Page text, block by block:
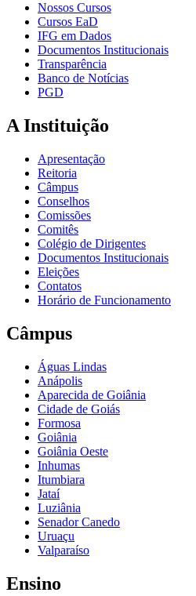
Nossos Cursos
Cursos EaD
IFG em Dados
Documentos Institucionais
Transparência
Banco de Notícias
PGD
A Instituição
Apresentação
Reitoria
Câmpus
Conselhos
Comissões
Comitês
Colégio de Dirigentes
Documentos Institucionais
Eleições
Contatos
Horário de Funcionamento
Câmpus
Águas Lindas
Anápolis
Aparecida de Goiânia
Cidade de Goiás
Formosa
Goiânia
Goiânia Oeste
Inhumas
Itumbiara
Jataí
Luziânia
Senador Canedo
Uruaçu
Valparaíso
Ensino